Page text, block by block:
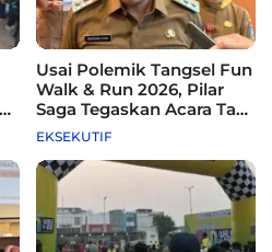
Usai Polemik Tangsel Fun
Walk & Run 2026, Pilar
Saga Tegaskan Acara Tak
Difasilitasi Pemkot
EKSEKUTIF